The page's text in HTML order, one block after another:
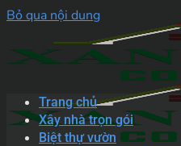
Bỏ qua nội dung
Trang chủ
Xây nhà trọn gói
Biệt thự vườn